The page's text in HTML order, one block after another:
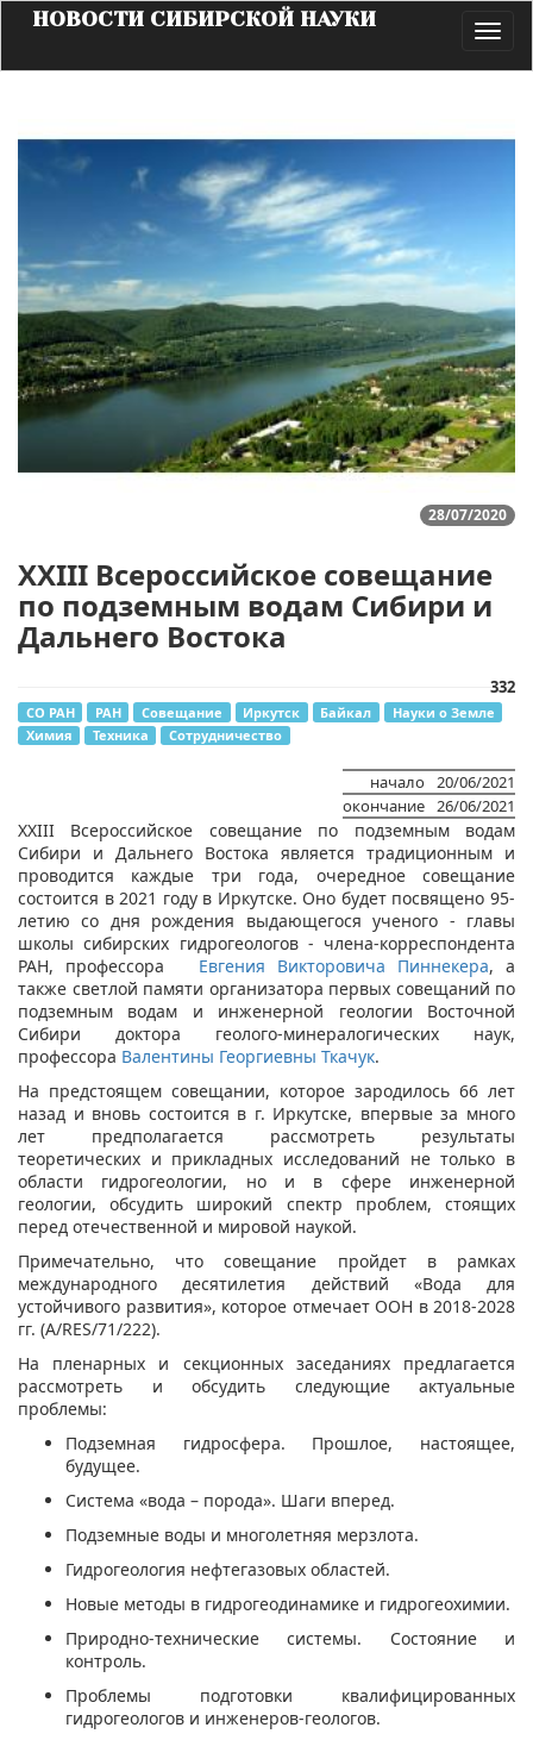
НОВОСТИ СИБИРСКОЙ НАУКИ
28/07/2020
XXIII Всероссийское совещание
по подземным водам Сибири и
Дальнего Востока
332
СО РАН РАН Совещание Иркутск Байкал
Науки о Земле
Химия
Техника Сотрудничество
начало 20/06/2021
окончание 26/06/2021
​XXIII Всероссийское совещание по подземным водам
Сибири и Дальнего Востока является традиционным и
проводится каждые три года, очередное совещание
состоится в 2021 году в Иркутске. Оно будет посвящено 95-
летию со дня рождения выдающегося ученого - глав​ы
школы сибирских гидрогеологов - члена-корреспондента
РАН, профессора Евгения Викторовича Пиннекера, а
также светлой памяти организатора первых совещаний по
подземным водам и инженерной геологии Восточной
Сибири доктора геолого-минералогических наук,
профессора Валентины Георгиевны Ткачук.
​На предстоящем совещании, которое зародилось 66 лет
назад и вновь состоится в г. Иркутске, впервые за много
лет предполагается рассмотреть результаты
теоретических и прикладных исследований не только в
области гидрогеологии, но и в сфере инженерной
геологии, обсудить широкий спектр проблем, стоящих
перед отечественной и мировой наукой.
​​Примечательно, что совещание пройдет в рамках
международного десятилетия действий «Вода для
устойчивого развития», которое отмечает ООН в 2018-2028
гг. (A/RES/71/222).
​На пленарных и секционных заседаниях предлагается
рассмотреть и обсудить следующие актуальные
проблемы:
Подземная гидросфера. Прошлое, настоящее,
будущее.
Система «вода – порода». Шаги вперед.
Подземные воды и многолетняя мерзлота.
Гидрогеология нефтегазовых областей.
Новые методы в гидрогеодинамике и гидрогеохимии.
Природно-технические системы. Состояние и
контроль.
Проблемы подготовки квалифицированных
гидрогеологов и инженеров-геологов.